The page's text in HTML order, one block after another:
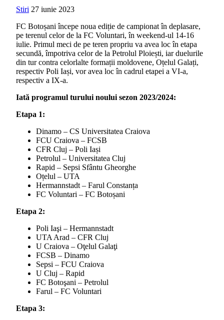
Stiri 27 iunie 2023
FC Botoșani începe noua ediție de campionat în deplasare,
pe terenul celor de la FC Voluntari, în weekend-ul 14-16
iulie. Primul meci de pe teren propriu va avea loc în etapa
secundă, împotriva celor de la Petrolul Ploiești, iar duelurile
din tur contra celorlalte formații moldovene, Oțelul Galați,
respectiv Poli Iași, vor avea loc în cadrul etapei a VI-a,
respectiv a IX-a.
Iată programul turului noului sezon 2023/2024:
Etapa 1:
Dinamo – CS Universitatea Craiova
FCU Craiova – FCSB
CFR Cluj – Poli Iași
Petrolul – Universitatea Cluj
Rapid – Sepsi Sfântu Gheorghe
Oțelul – UTA
Hermannstadt – Farul Constanța
FC Voluntari – FC Botoșani
Etapa 2:
Poli Iaşi – Hermannstadt
UTA Arad – CFR Cluj
U Craiova – Oţelul Galaţi
FCSB – Dinamo
Sepsi – FCU Craiova
U Cluj – Rapid
FC Botoşani – Petrolul
Farul – FC Voluntari
Etapa 3: